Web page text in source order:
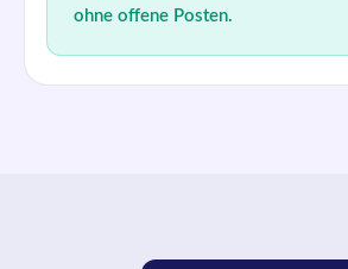
ohne offene Posten.